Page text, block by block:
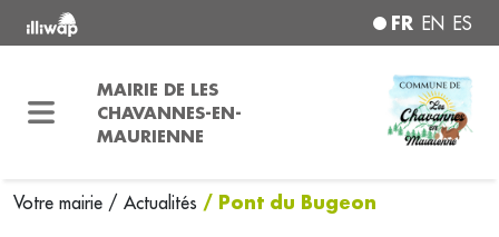
FR EN ES
MAIRIE DE LES
CHAVANNES-EN-
MAURIENNE
Votre mairie / Actualités / Pont du Bugeon